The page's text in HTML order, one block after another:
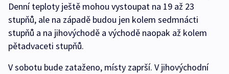
Denní teploty ještě mohou vystoupat na 19 až 23
stupňů, ale na západě budou jen kolem sedmnácti
stupňů a na jihovýchodě a východě naopak až kolem
pětadvaceti stupňů.
V sobotu bude zataženo, místy zaprší. V jihovýchodní